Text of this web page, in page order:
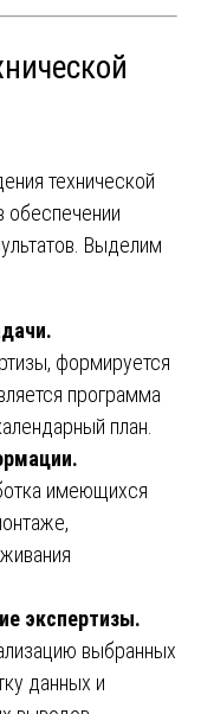
технической
обеспечении
Выделим
формируется
программа
план.
имеющихся
экспертизы.
выбранных
данных и